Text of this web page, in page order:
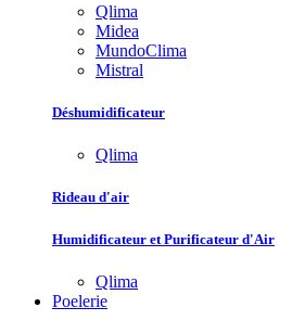
Qlima
Midea
MundoClima
Mistral
Déshumidificateur
Qlima
Rideau d'air
Humidificateur et Purificateur d'Air
Qlima
Poelerie